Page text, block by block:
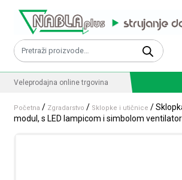
Pretraži:
Veleprodajna online trgovina
Početna / Zgradarstvo / Sklopke i utičnice /
modul, s LED lampicom i simbolom